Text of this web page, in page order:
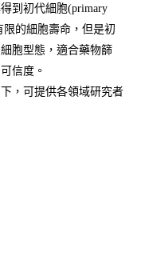
到初代細胞(primary
的細胞壽命，但是初
胞型態，適合藥物篩
信度。
，可提供各領域研究者